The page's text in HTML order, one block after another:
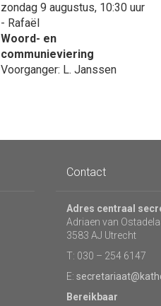
zondag 9 augustus, 10:30 uur
- Rafaël
Woord- en
communieviering
Voorganger: L. Janssen
Contact
Adres centraal
Adriaen van
3583 AJ Utrecht
T: 030 – 254 6147
E:
Bereikbaar